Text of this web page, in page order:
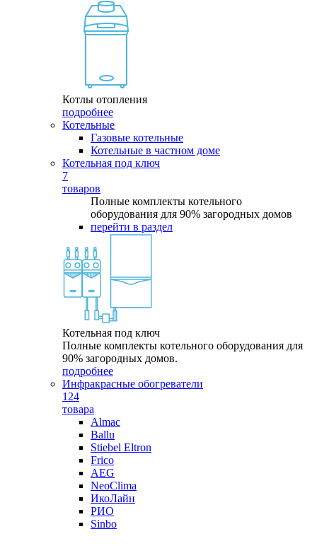
Котлы отопления
подробнее
Котельные
Газовые котельные
Котельные в частном доме
Котельная под ключ
7
товаров
Полные комплекты котельного
оборудования для 90% загородных домов
перейти в раздел
Котельная под ключ
Полные комплекты котельного оборудования для
90% загородных домов.
подробнее
Инфракрасные обогреватели
124
товара
Almac
Ballu
Stiebel Eltron
Frico
AEG
NeoClima
ИкоЛайн
РИО
Sinbo